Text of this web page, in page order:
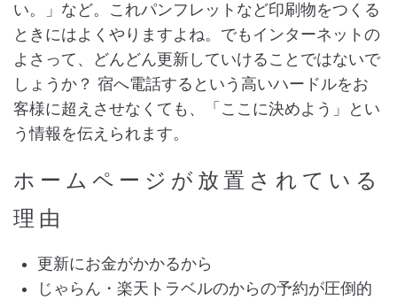
い。」など。これパンフレットなど印刷物をつくる
ときにはよくやりますよね。でもインターネットの
よさって、どんどん更新していけることではないで
しょうか？ 宿へ電話するという高いハードルをお
客様に超えさせなくても、「ここに決めよう」とい
う情報を伝えられます。
ホームページが放置されている
理由
更新にお金がかかるから
じゃらん・楽天トラベルのからの予約が圧倒的